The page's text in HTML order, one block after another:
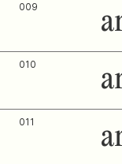
009
010
011